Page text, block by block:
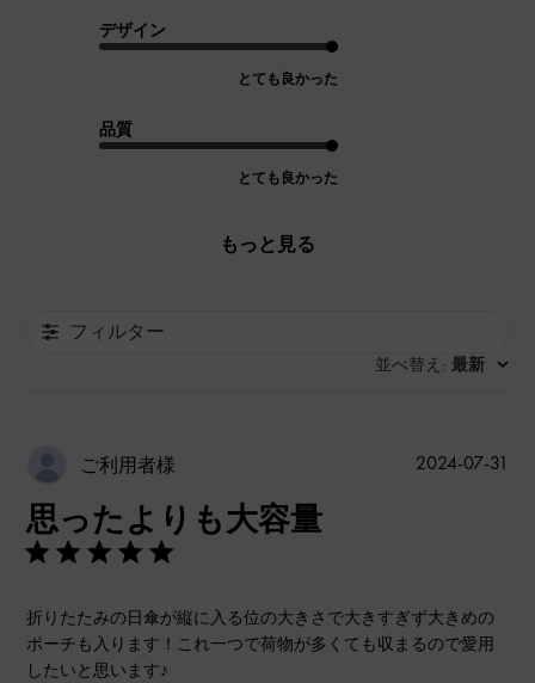
デザイン
とても良かった
品質
とても良かった
もっと見る
フィルター
並べ替え : 最新
ご利用者様
思ったよりも大容量
折りたたみの日傘が縦に入る位の大きさで大きすぎず大きめの
ポーチも入ります！これ一つで荷物が多くても収まるので愛用
したいと思います♪
2024-07-31